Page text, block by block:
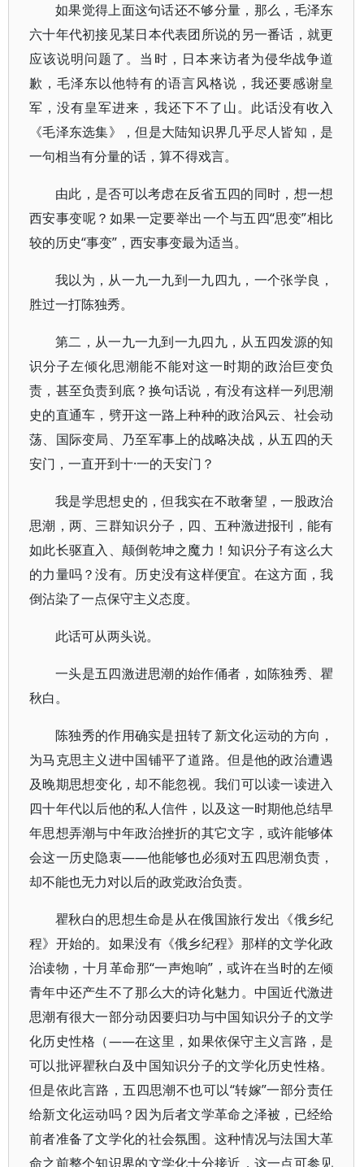
如果觉得上面这句话还不够分量，那么，毛泽东
六十年代初接见某日本代表团所说的另一番话，就更
应该说明问题了。当时，日本来访者为侵华战争道
歉，毛泽东以他特有的语言风格说，我还要感谢皇
军，没有皇军进来，我还下不了山。此话没有收入
《毛泽东选集》，但是大陆知识界几乎尽人皆知，是
一句相当有分量的话，算不得戏言。
由此，是否可以考虑在反省五四的同时，想一想
西安事变呢？如果一定要举出一个与五四“思变”相比
较的历史“事变”，西安事变最为适当。
我以为，从一九一九到一九四九，一个张学良，
胜过一打陈独秀。
第二，从一九一九到一九四九，从五四发源的知
识分子左倾化思潮能不能对这一时期的政治巨变负
责，甚至负责到底？换句话说，有没有这样一列思潮
史的直通车，劈开这一路上种种的政治风云、社会动
荡、国际变局、乃至军事上的战略决战，从五四的天
安门，一直开到十·一的天安门？
我是学思想史的，但我实在不敢奢望，一股政治
思潮，两、三群知识分子，四、五种激进报刊，能有
如此长驱直入、颠倒乾坤之魔力！知识分子有这么大
的力量吗？没有。历史没有这样便宜。在这方面，我
倒沾染了一点保守主义态度。
此话可从两头说。
一头是五四激进思潮的始作俑者，如陈独秀、瞿
秋白。
陈独秀的作用确实是扭转了新文化运动的方向，
为马克思主义进中国铺平了道路。但是他的政治遭遇
及晚期思想变化，却不能忽视。我们可以读一读进入
四十年代以后他的私人信件，以及这一时期他总结早
年思想弄潮与中年政治挫折的其它文字，或许能够体
会这一历史隐衷——他能够也必须对五四思潮负责，
却不能也无力对以后的政党政治负责。
瞿秋白的思想生命是从在俄国旅行发出《俄乡纪
程》开始的。如果没有《俄乡纪程》那样的文学化政
治读物，十月革命那“一声炮响”，或许在当时的左倾
青年中还产生不了那么大的诗化魅力。中国近代激进
思潮有很大一部分动因要归功与中国知识分子的文学
化历史性格（——在这里，如果依保守主义言路，是
可以批评瞿秋白及中国知识分子的文学化历史性格。
但是依此言路，五四思潮不也可以“转嫁”一部分责任
给新文化运动吗？因为后者文学革命之泽被，已经给
前者准备了文学化的社会氛围。这种情况与法国大革
命之前整个知识界的文学化十分接近，这一点可参见